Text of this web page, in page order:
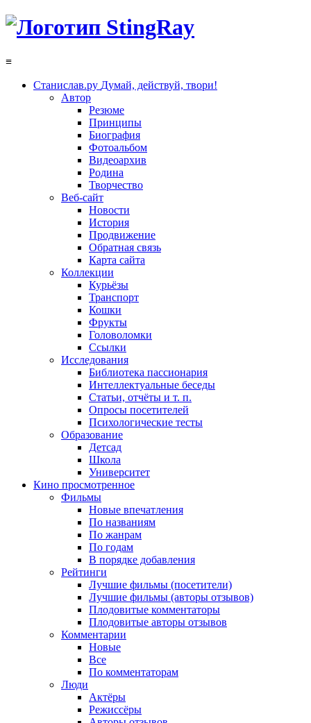
≡
Станислав.ру Думай, действуй, твори!
Автор
Резюме
Принципы
Биография
Фотоальбом
Видеоархив
Родина
Творчество
Веб-сайт
Новости
История
Продвижение
Обратная связь
Карта сайта
Коллекции
Курьёзы
Транспорт
Кошки
Фрукты
Головоломки
Ссылки
Исследования
Библиотека пассионария
Интеллектуальные беседы
Статьи, отчёты и т. п.
Опросы посетителей
Психологические тесты
Образование
Детсад
Школа
Университет
Кино просмотренное
Фильмы
Новые впечатления
По названиям
По жанрам
По годам
В порядке добавления
Рейтинги
Лучшие фильмы (посетители)
Лучшие фильмы (авторы отзывов)
Плодовитые комментаторы
Плодовитые авторы отзывов
Комментарии
Новые
Все
По комментаторам
Люди
Актёры
Режиссёры